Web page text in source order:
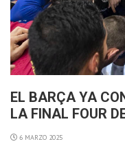
EL BARÇA YA
LA FINAL FOUR
6 MARZO 2025